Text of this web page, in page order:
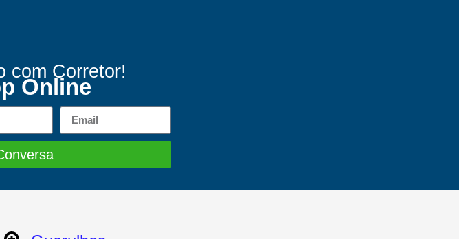
com Corretor!
Online